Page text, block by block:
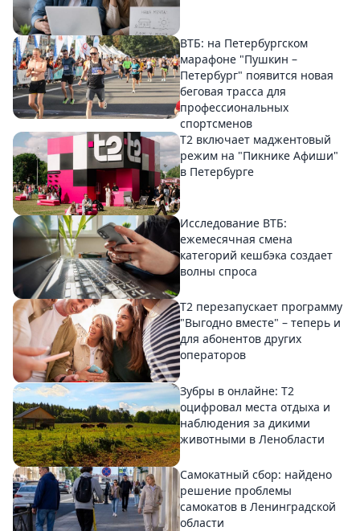
ВТБ: на Петербургском
марафоне "Пушкин –
Петербург" появится новая
беговая трасса для
профессиональных
спортсменов
Т2 включает маджентовый
режим на "Пикнике Афиши"
в Петербурге
Исследование ВТБ:
ежемесячная смена
категорий кешбэка создает
волны спроса
Т2 перезапускает программу
"Выгодно вместе" – теперь и
для абонентов других
операторов
Зубры в онлайне: Т2
оцифровал места отдыха и
наблюдения за дикими
животными в Ленобласти
Самокатный сбор: найдено
решение проблемы
самокатов в Ленинградской
области